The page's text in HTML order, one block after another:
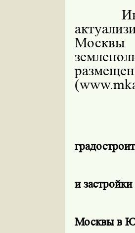
Москвы
и
Москвы в